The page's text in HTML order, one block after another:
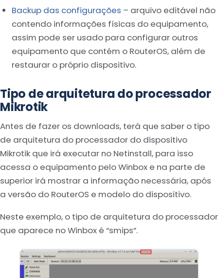
Backup das configurações – arquivo editável não
contendo informações físicas do equipamento,
assim pode ser usado para configurar outros
equipamento que contém o RouterOS, além de
restaurar o próprio dispositivo.
Tipo de arquitetura do processador
Mikrotik
Antes de fazer os downloads, terá que saber o tipo
de arquitetura do processador do dispositivo
Mikrotik que irá executar no Netinstall, para isso
acessa o equipamento pelo Winbox e na parte de
superior irá mostrar a informação necessária, após
a versão do RouterOS e modelo do dispositivo.
Neste exemplo, o tipo de arquitetura do processador
que aparece no Winbox é “smips”.